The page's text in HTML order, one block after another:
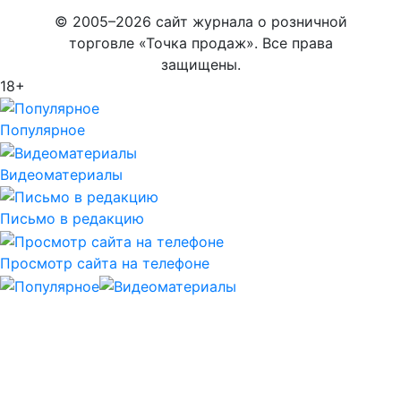
© 2005–2026 сайт журнала о розничной
торговле «Точка продаж». Все права
защищены.
18+
Популярное
Видеоматериалы
Письмо в редакцию
Просмотр сайта на телефоне